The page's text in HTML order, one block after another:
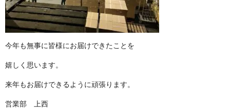
今年も無事に皆様にお届けでき た こ と を
嬉しく思 い ま す 。
来年もお届けできるように頑張 り ま す 。
営業 部 上 西